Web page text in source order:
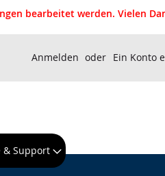
bearbeitet werden. Vielen
Anmelden Ein Konto
& Support